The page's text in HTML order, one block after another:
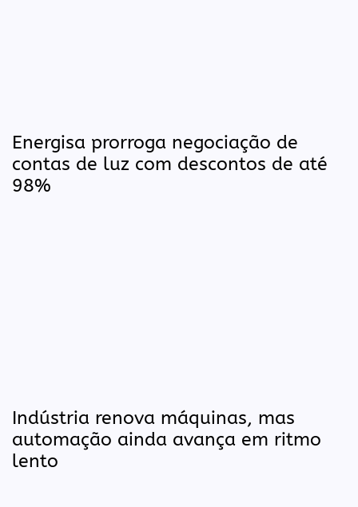
Energisa prorroga negociação de
contas de luz com descontos de até
98%
Indústria renova máquinas, mas
automação ainda avança em ritmo
lento